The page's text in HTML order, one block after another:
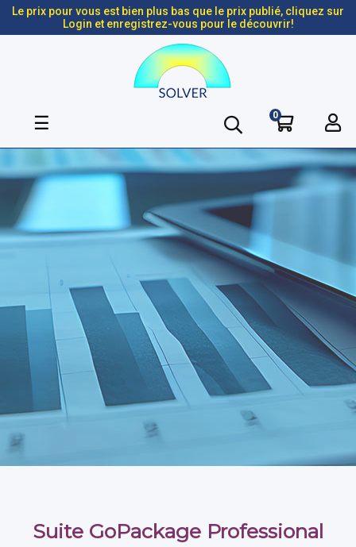
Le prix pour vous est bien plus bas que le prix publié, cliquez sur
Login et enregistrez-vous pour le découvrir!
Basculer
navigation
☰ 0
Suite GoPackage Professional